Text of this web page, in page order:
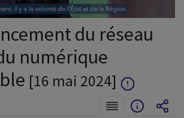
vidéo
du réseau
numérique
[16 mai 2024]